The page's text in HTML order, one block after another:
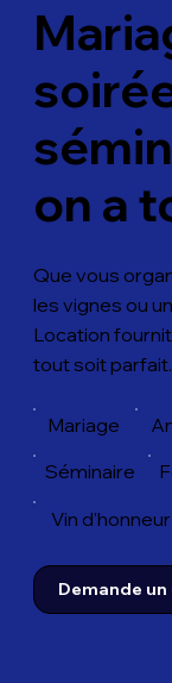
on a
Que vous
les vignes ou
Location
tout soit parfait.
Mariage
Séminaire
Vin d'honneur
Demande un